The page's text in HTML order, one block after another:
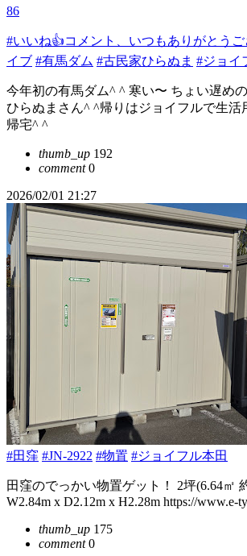
86
#いいね👍コメント、いつもありがとう
イブ #有馬ダム #古民家ひらぬま #ジョイ
今年初の有馬ダム^ ^ 寒い〜 ちょい遅め
ひらぬまさん^ ^帰りはジョイフルで生活
帰宅^ ^
thumb_up 192
comment0
2026/02/01 21:27
#田窪 #JN-2922 #物置 #ジョイフル本田
田窪のでっかい物置ゲット！ 2坪(6.64㎡
W2.84m x D2.12m x H2.28m https://www.e-
thumb_up 175
comment0